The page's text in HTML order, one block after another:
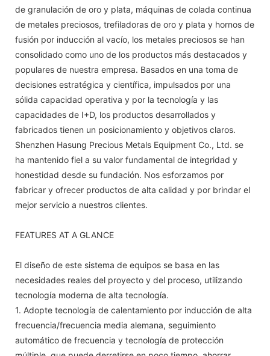
de granulación de oro y plata, máquinas de colada continua
de metales preciosos, trefiladoras de oro y plata y hornos de
fusión por inducción al vacío, los metales preciosos se han
consolidado como uno de los productos más destacados y
populares de nuestra empresa. Basados ​​en una toma de
decisiones estratégica y científica, impulsados ​​por una
sólida capacidad operativa y por la tecnología y las
capacidades de I+D, los productos desarrollados y
fabricados tienen un posicionamiento y objetivos claros.
Shenzhen Hasung Precious Metals Equipment Co., Ltd. se
ha mantenido fiel a su valor fundamental de integridad y
honestidad desde su fundación. Nos esforzamos por
fabricar y ofrecer productos de alta calidad y por brindar el
mejor servicio a nuestros clientes.
FEATURES AT A GLANCE
El diseño de este sistema de equipos se basa en las
necesidades reales del proyecto y del proceso, utilizando
tecnología moderna de alta tecnología.
1. Adopte tecnología de calentamiento por inducción de alta
frecuencia/frecuencia media alemana, seguimiento
automático de frecuencia y tecnología de protección